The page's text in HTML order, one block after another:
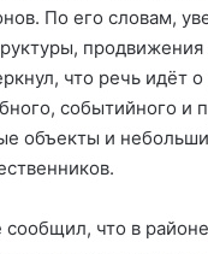
По его словам,
что речь идёт
событийного и
объекты и
что в